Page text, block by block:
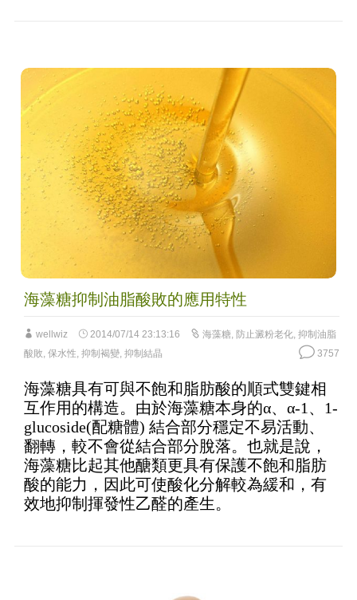
海藻糖抑制油脂酸敗的應用特性
wellwiz 2014/07/14 23:13:16 海藻糖 防止澱粉老化, 抑制油脂
酸敗 保水性 抑制褐變, 抑制結晶 3757
海藻糖具有可與不飽和脂肪酸的順式雙鍵相
互作用的構造。由於海藻糖本身的α、α-1、1-
glucoside(配糖體) 結合部分穩定不易活動、
翻轉，較不會從結合部分脫落。也就是說，
海藻糖比起其他醣類更具有保護不飽和脂肪
酸的能力，因此可使酸化分解較為緩和，有
效地抑制揮發性乙醛的產生。